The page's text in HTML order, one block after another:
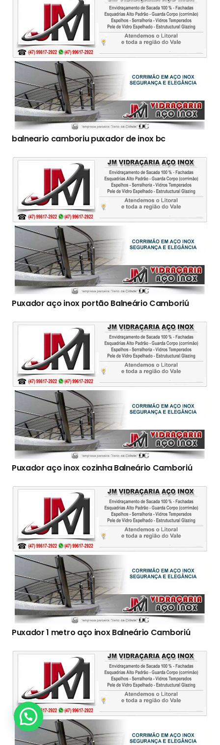
balneario camboriu puxador de inox bc
Puxador aço inox portão Balneário Camboriú
Puxador aço inox cozinha Balneário Camboriú
Puxador 1 metro aço inox Balneário Camboriú
Clique Aqui!